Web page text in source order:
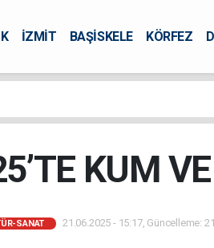
İZMİT BAŞİSKELE KÖRFEZ
KUM
SANAT 21.06.2025 - 15:17, Güncelleme: